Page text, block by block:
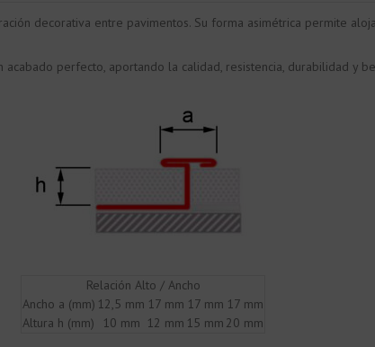
decorativa entre pavimentos. Su forma asimétrica permite
perfecto, aportando la calidad, resistencia, durabilidad y
Relación Alto / Ancho
Ancho a (mm) 12,5 mm 17 mm 17 mm 17 mm
Altura h (mm)
10 mm 12 mm 15 mm 20 mm